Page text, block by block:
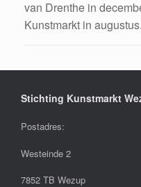
van Drenthe in
Kunstmarkt in augustus.
Stichting Kunstmarkt
Postadres:
Westeinde 2
7852 TB Wezup